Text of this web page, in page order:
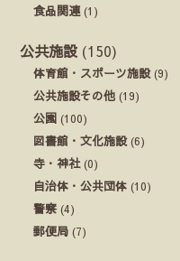
食品関連 (1)
公共施設 (150)
体育館・スポーツ施設(9)
公共施設その他 (19)
公園 (100)
図書館・文化施設(6)
寺・神社(0)
自治体・公共団体 (10)
警察 (4)
郵便局 (7)